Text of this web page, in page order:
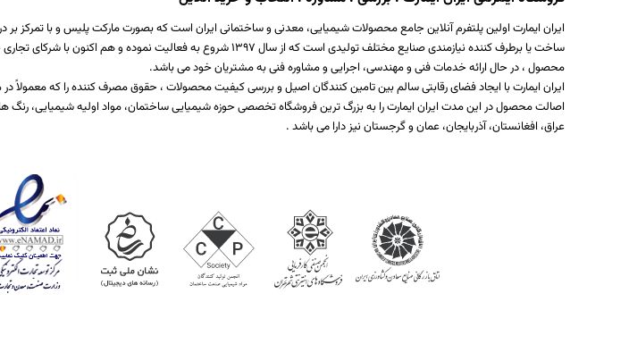
ایران ایمارت اولین پلتفرم آنلاین جامع محصولات شیمیایی، معدنی و ساختمانی ایران است که بصورت مارکت پلیس و با تمرکز
ساخت یا برطرف کننده نیازمندی صنایع مختلف تولیدی است که از سال 1397
محصول ، در حال ارائه خدمات فنی و مهندسی، اجرایی و مشاوره فنی به مشتریان خود می باشد.
ایران ایمارت با ایجاد فضای رقابتی سالم بین تامین کنندگان اصیل و بررسی کیفیت محصولات ، حقوق مصرف کننده را که
اصالت محصول در این مدت ایران ایمارت را به بزرگ ترین فروشگاه تخصصی حوزه شیمیایی ساختمان، مواد اولیه شیمیایی،
عراق، افغانستان، آذربایجان، عمان و گرجستان نیز دارا می باشد .